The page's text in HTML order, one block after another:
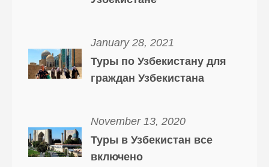
January 28, 2021
Туры по Узбекистану для
граждан Узбекистана
November 13, 2020
Туры в Узбекистан все
включено